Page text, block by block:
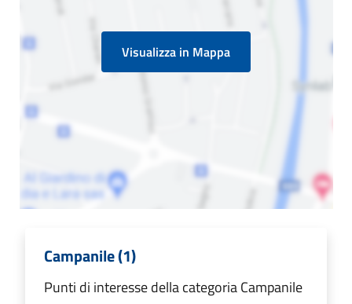
Visualizza in Mappa
Campanile (1)
Punti di interesse della categoria Campanile